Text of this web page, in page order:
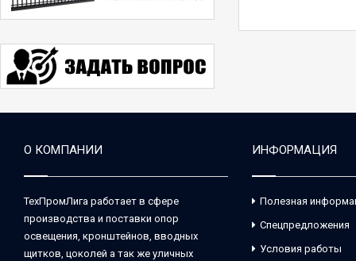
О КОМПАНИИ
ТехПромЛига работает в сфере
производства и поставки опор
освещения, кронштейнов, вводных
щитков, цоколей а так же уличных
ИНФОРМАЦИЯ
Полезная
Спецпредложения
Условия работы